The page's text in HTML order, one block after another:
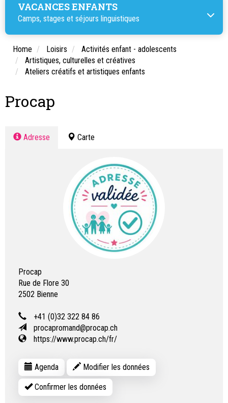
VACANCES ENFANTS
Camps, stages et séjours linguistiques
Home Loisirs
Activités enfant - adolescents
Artistiques, culturelles et créatives
Ateliers créatifs et artistiques enfants
Procap
Adresse Carte
Procap
Rue de Flore 30
2502 Bienne
+41 (0)32 322 84 86
procapromand@procap.ch
https://www.procap.ch/fr/
Agenda Modifier les données
Confirmer les données